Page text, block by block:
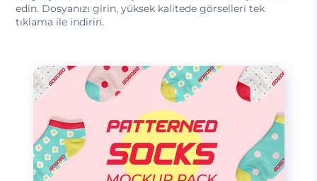
edin. Dosyanızı girin, yüksek kalitede görselleri tek
tıklama ile indirin.